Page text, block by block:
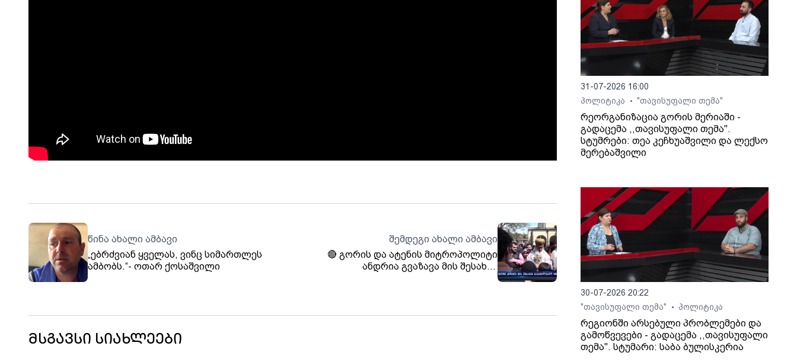
წინა ახალი ამბავი
„ებრძვიან ყველას, ვინც სიმართლეს
ამბობს.“- ოთარ ქოსაშვილი
შემდეგი ახალი ამბავი
🔴 გორის და ატენის მიტროპოლიტი
ანდრია გვაზავა მის შესახებ
გავრცელებულ ცნობებს ქადაგების დროს
შენი ისედაც სჯერა, მტერი კი მაინც არ
მსგავსი სიახლეები
31-07-2026 16:00
პოლიტიკა
• "თავისუფალი თემა"
რეორგანიზაცია გორის მერიაში -
გადაცემა ,,თავისუფალი თემა".
სტუმრები: თეა კეჩხუაშვილი და ლექსო
მერებაშვილი
30-07-2026 20:22
"თავისუფალი თემა"
• პოლიტიკა
რეგიონში არსებული პრობლემები და
გამოწვევები - გადაცემა ,,თავისუფალი
თემა". სტუმარი: საბა ბულისკერია